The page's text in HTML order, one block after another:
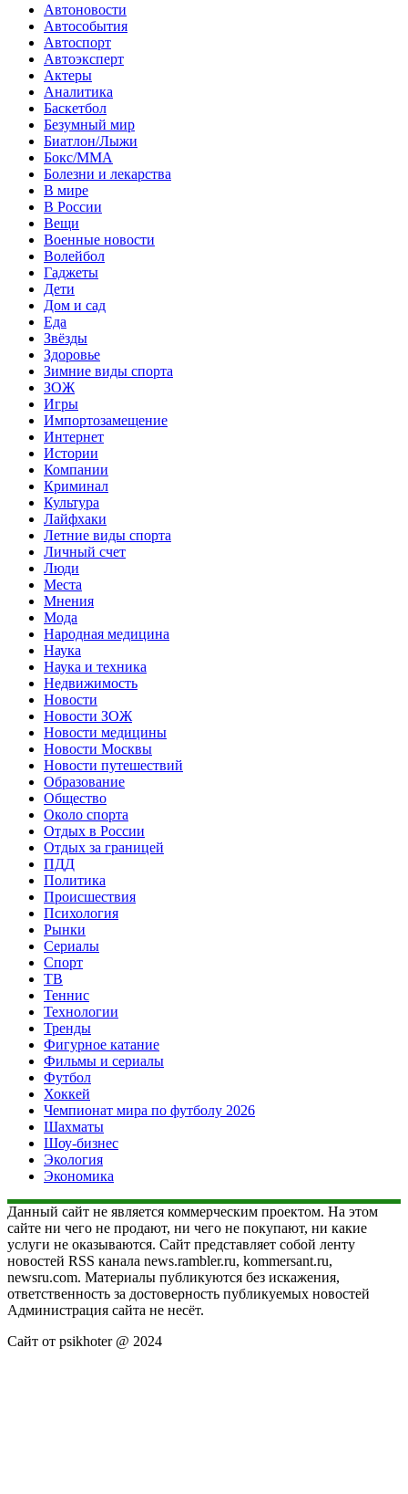
Автоновости
Автособытия
Автоспорт
Автоэксперт
Актеры
Аналитика
Баскетбол
Безумный мир
Биатлон/Лыжи
Бокс/MMA
Болезни и лекарства
В мире
В России
Вещи
Военные новости
Волейбол
Гаджеты
Дети
Дом и сад
Еда
Звёзды
Здоровье
Зимние виды спорта
ЗОЖ
Игры
Импортозамещение
Интернет
Истории
Компании
Криминал
Культура
Лайфхаки
Летние виды спорта
Личный счет
Люди
Места
Мнения
Мода
Народная медицина
Наука
Наука и техника
Недвижимость
Новости
Новости ЗОЖ
Новости медицины
Новости Москвы
Новости путешествий
Образование
Общество
Около спорта
Отдых в России
Отдых за границей
ПДД
Политика
Происшествия
Психология
Рынки
Сериалы
Спорт
ТВ
Теннис
Технологии
Тренды
Фигурное катание
Фильмы и сериалы
Футбол
Хоккей
Чемпионат мира по футболу 2026
Шахматы
Шоу-бизнес
Экология
Экономика
Данный сайт не является коммерческим проектом. На этом
сайте ни чего не продают, ни чего не покупают, ни какие
услуги не оказываются. Сайт представляет собой ленту
новостей RSS канала news.rambler.ru, kommersant.ru,
newsru.com. Материалы публикуются без искажения,
ответственность за достоверность публикуемых новостей
Администрация сайта не несёт.
Сайт от psikhoter @ 2024